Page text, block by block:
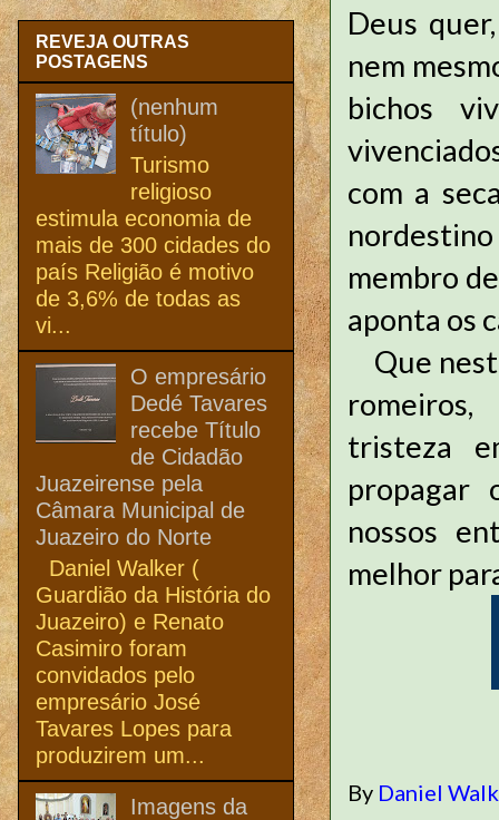
Deus
nem
bichos
com a
membro
aponta os
Que
tristeza
propagar
nossos
melhor
By Daniel
REVEJA OUTRAS
POSTAGENS
(nenhum
título)
Turismo
religioso
estimula economia de
mais de 300 cidades do
país Religião é motivo
de 3,6% de todas as
vi...
O empresário
Dedé Tavares
recebe Título
de Cidadão
Juazeirense pela
Câmara Municipal de
Juazeiro do Norte
Daniel Walker (
Guardião da História do
Juazeiro) e Renato
Casimiro foram
convidados pelo
empresário José
Tavares Lopes para
produzirem um...
Imagens da